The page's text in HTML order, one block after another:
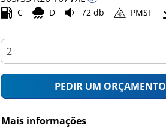
C D 72 db PMSF
PEDIR UM ORÇAMENTO
Mais informações